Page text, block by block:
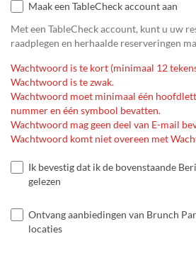
Maak een TableCheck account aan
Met een TableCheck account, kunt u uw
raadplegen en herhaalde reserveringen
Wachtwoord is te kort (minimaal 12
Wachtwoord is te zwak.
Wachtwoord moet minimaal één
nummer en één symbool bevatten.
Wachtwoord mag geen deel van E-mail
Wachtwoord komt niet overeen met
Ik bevestig dat ik de bovenstaande
gelezen
Ontvang aanbiedingen van Brunch
locaties